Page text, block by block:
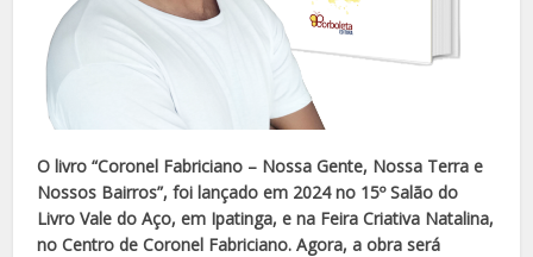
O livro “Coronel Fabriciano – Nossa Gente, Nossa Terra e
Nossos Bairros”, foi lançado em 2024 no 15º Salão do
Livro Vale do Aço, em Ipatinga, e na Feira Criativa Natalina,
no Centro de Coronel Fabriciano. Agora, a obra será